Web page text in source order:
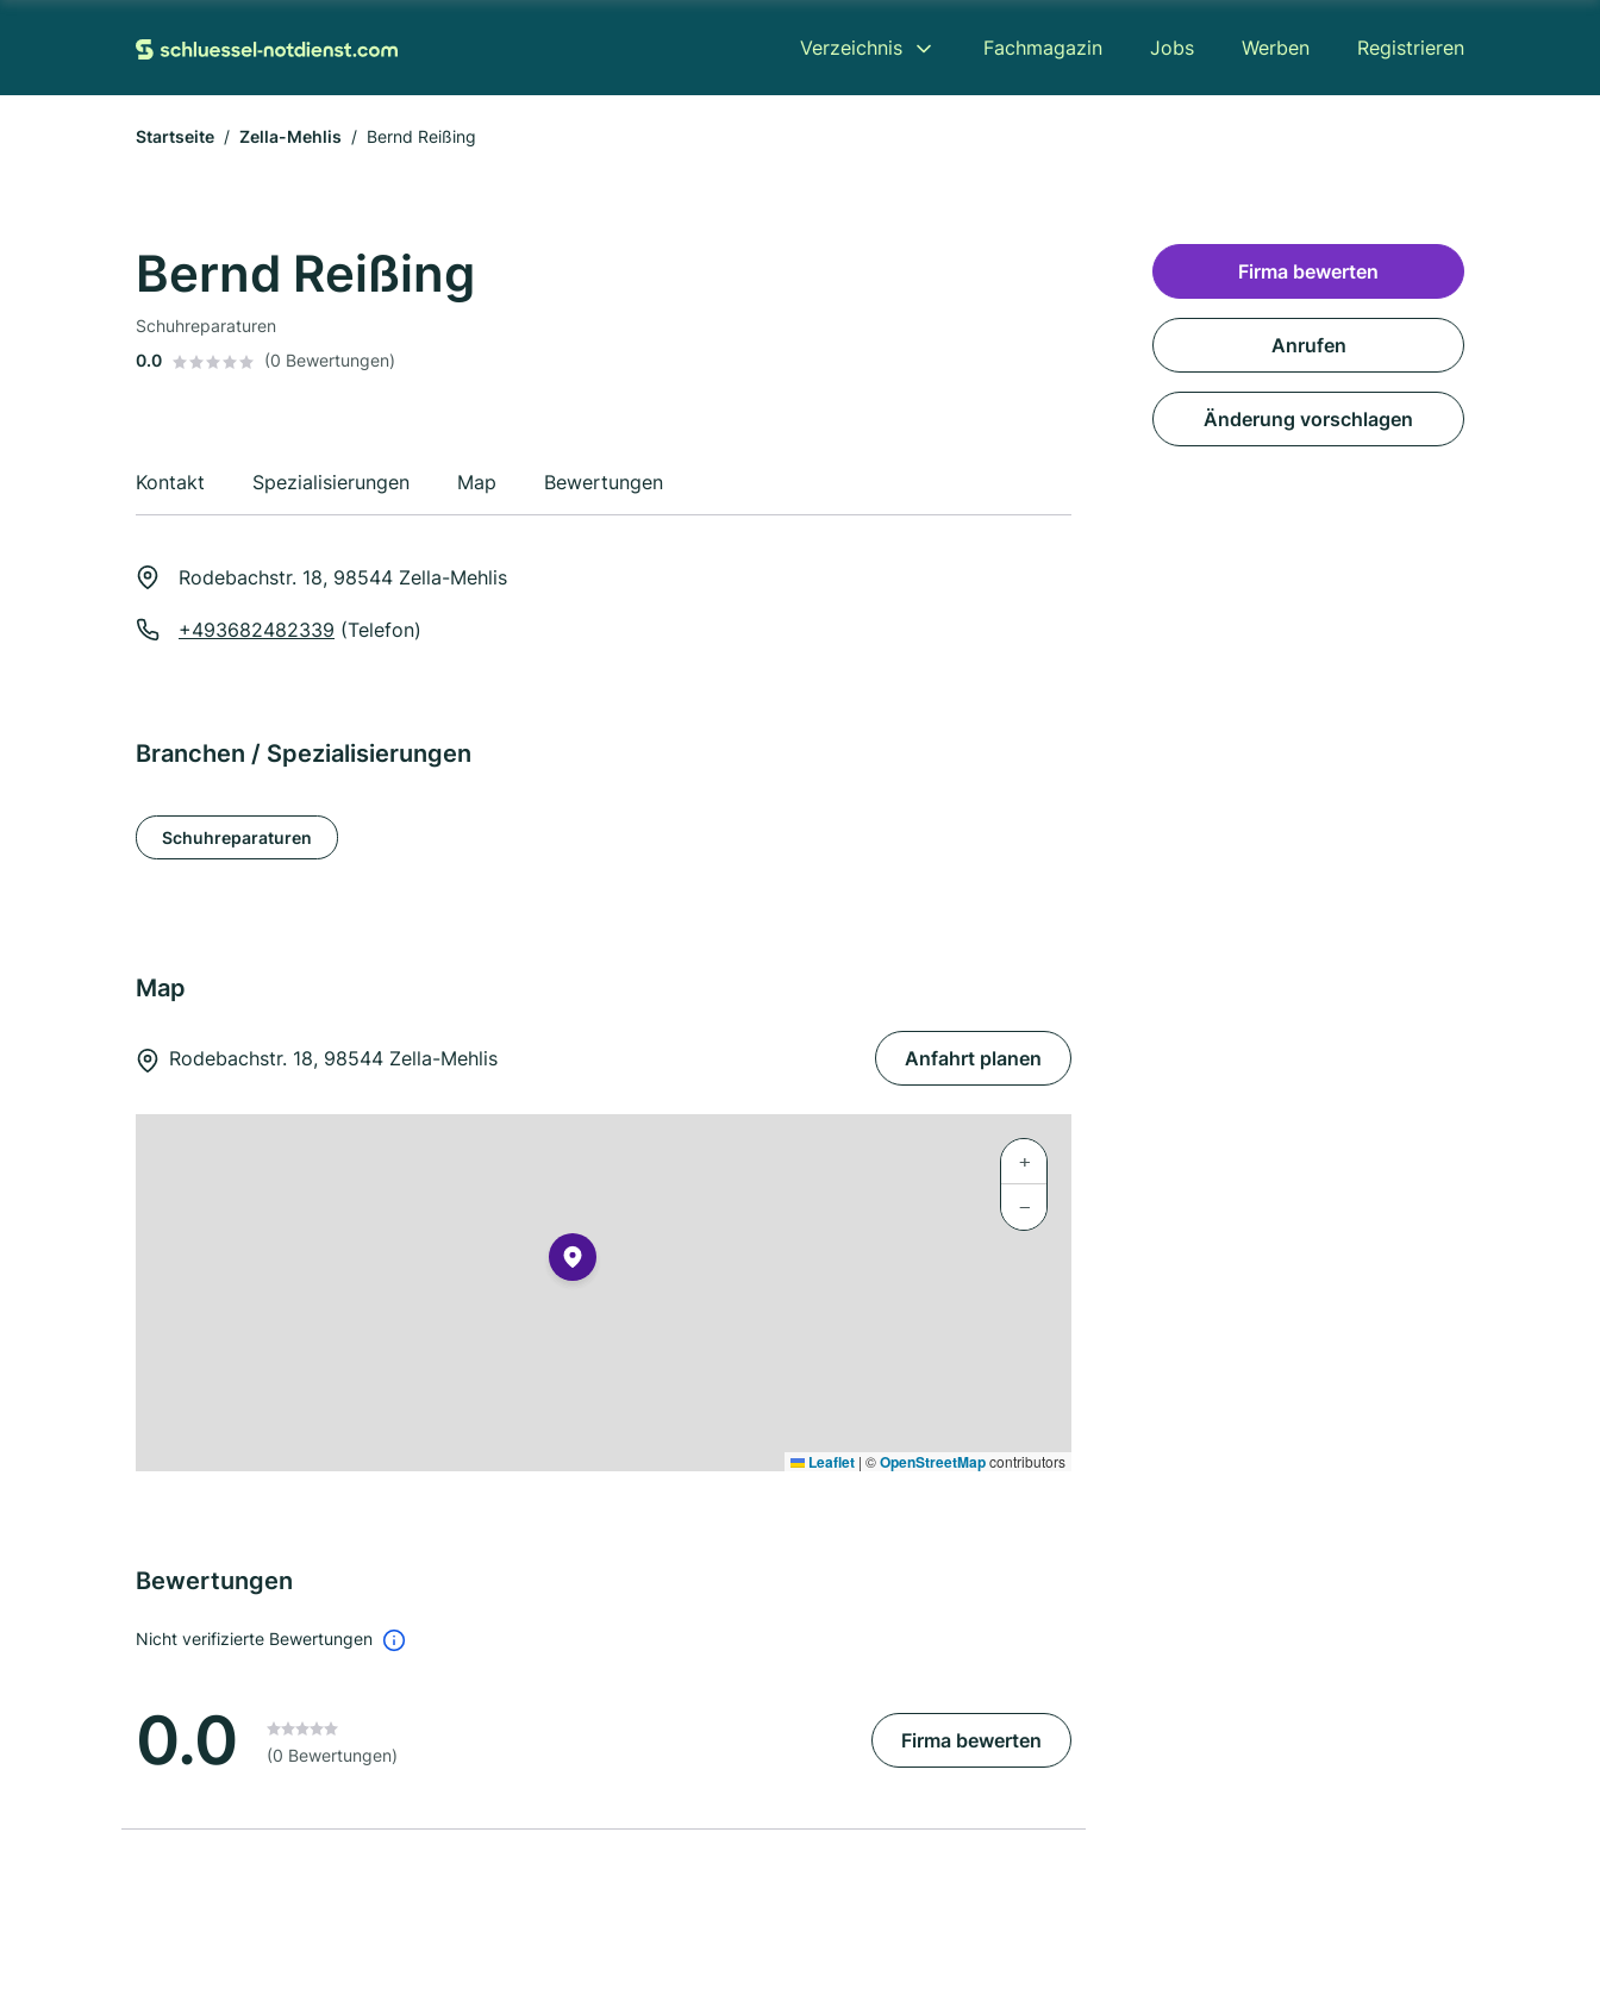
Verzeichnis Fachmagazin Jobs Werben Registrieren
Startseite Zella-Mehlis Bernd Reißing
Bernd Reißing
Schuhreparaturen
0.0
(0 Bewertungen)
Kontakt Spezialisierungen Map Bewertungen
Rodebachstr. 18, 98544 Zella-Mehlis
+493682482339 (Telefon)
Branchen / Spezialisierungen
Schuhreparaturen
Map
Rodebachstr. 18, 98544 Zella-Mehlis Anfahrt planen
+
−
Leaflet | ©OpenStreetMapcontributors
Bewertungen
Nicht verifizierte Bewertungen
0.0 (0 Bewertungen)
Firma bewerten
Firma bewerten
Anrufen
Änderung vorschlagen